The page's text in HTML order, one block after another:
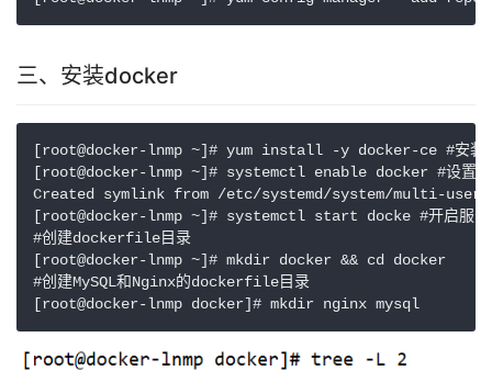
三、安装docker
[root@docker-lnmp ~]# yum install -y docker-ce #安装
[root@docker-lnmp ~]# systemctl enable docker #设置开
Created symlink from /etc/systemd/system/multi-
[root@docker-lnmp ~]# systemctl start docke #开启服务
#创建dockerfile目录
[root@docker-lnmp ~]# mkdir docker && cd docker
#创建MySQL和Nginx的dockerfile目录